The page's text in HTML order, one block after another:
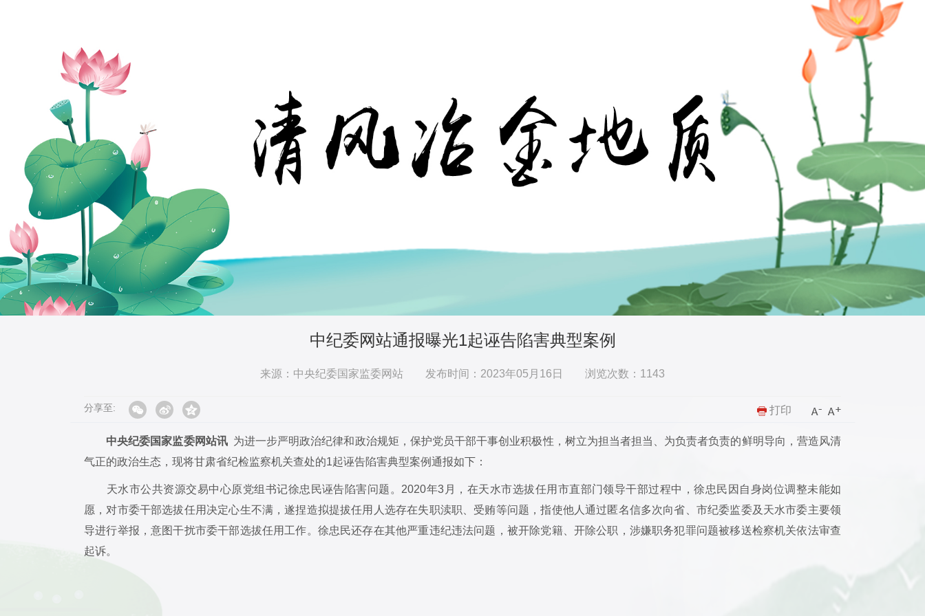
中纪委网站通报曝光1起诬告陷害典型案例
来源：中央纪委国家监委网站 发布时间：2023年05月16日 浏览次数： 1143
分享至: 打印
中央纪委国家监委网站讯为进一步严明政治纪律和政治规矩，保护党员干部干事创业积极性，树立为担当者担当、为负责者负责的鲜明导向，营造风清
气正的政治生态，现将甘肃省纪检监察机关查处的1起诬告陷害典型案例通报如下：
天水市公共资源交易中心原党组书记徐忠民诬告陷害问题。2020年3月，在天水市选拔任用市直部门领导干部过程中，徐忠民因自身岗位调整未能如
愿，对市委干部选拔任用决定心生不满，遂捏造拟提拔任用人选存在失职渎职、受贿等问题，指使他人通过匿名信多次向省、市纪委监委及天水市委主要领
导进行举报，意图干扰市委干部选拔任用工作。徐忠民还存在其他严重违纪违法问题，被开除党籍、开除公职，涉嫌职务犯罪问题被移送检察机关依法审查
起诉。